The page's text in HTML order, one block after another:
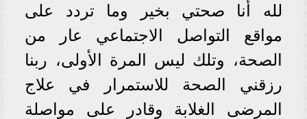
لله أنا صحتي بخير وما تردد على
مواقع التواصل الاجتماعي عار من
الصحة، وتلك ليس المرة الأولى، ربنا
رزقني الصحة للاستمرار في علاج
المرضى الغلابة وقادر على مواصلة